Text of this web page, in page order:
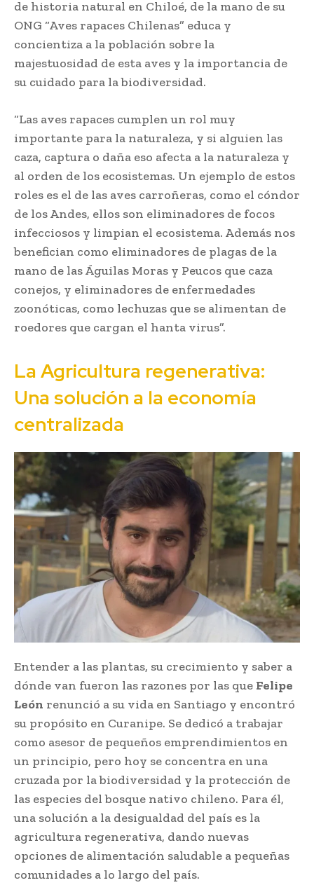
de historia natural en Chiloé, de la mano de su
ONG “Aves rapaces Chilenas” educa y
concientiza a la población sobre la
majestuosidad de esta aves y la importancia de
su cuidado para la biodiversidad.
“Las aves rapaces cumplen un rol muy
importante para la naturaleza, y si alguien las
caza, captura o daña eso afecta a la naturaleza y
al orden de los ecosistemas. Un ejemplo de estos
roles es el de las aves carroñeras, como el cóndor
de los Andes, ellos son eliminadores de focos
infecciosos y limpian el ecosistema. Además nos
benefician como eliminadores de plagas de la
mano de las Águilas Moras y Peucos que caza
conejos, y eliminadores de enfermedades
zoonóticas, como lechuzas que se alimentan de
roedores que cargan el hanta virus”.
La Agricultura regenerativa:
Una solución a la economía
centralizada
Entender a las plantas, su crecimiento y saber a
dónde van fueron las razones por las que Felipe
León renunció a su vida en Santiago y encontró
su propósito en Curanipe. Se dedicó a trabajar
como asesor de pequeños emprendimientos en
un principio, pero hoy se concentra en una
cruzada por la biodiversidad y la protección de
las especies del bosque nativo chileno. Para él,
una solución a la desigualdad del país es la
agricultura regenerativa, dando nuevas
opciones de alimentación saludable a pequeñas
comunidades a lo largo del país.